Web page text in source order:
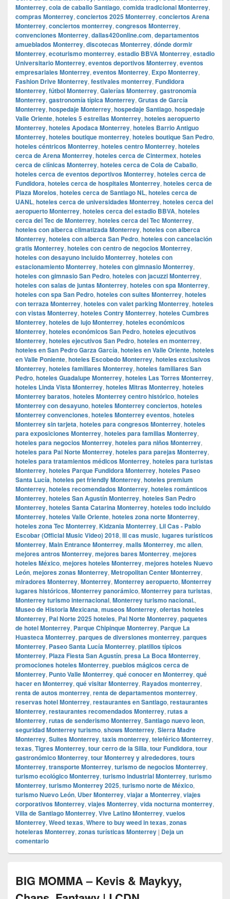
Monterrey, cola de caballo Santiago, comida tradicional Monterrey,
compras Monterrey, conciertos 2025 Monterrey, conciertos Arena
Monterrey, conciertos monterrey, congresos Monterrey,
convenciones Monterrey, dallas420online.com, departamentos
amueblados Monterrey, discotecas Monterrey, dónde dormir
Monterrey, ecoturismo monterrey, estadio BBVA Monterrey, estadio
Universitario Monterrey, eventos deportivos Monterrey, eventos
empresariales Monterrey, eventos Monterrey, Expo Monterrey,
Fashion Drive Monterrey, festivales monterrey, Fundidora
Monterrey, fútbol Monterrey, Galerías Monterrey, gastronomía
Monterrey, gastronomía típica Monterrey, Grutas de García
Monterrey, hospedaje Monterrey, hospedaje Santiago, hospedaje
Valle Oriente, hoteles 5 estrellas Monterrey, hoteles aeropuerto
Monterrey, hoteles Apodaca Monterrey, hoteles Barrio Antiguo
Monterrey, hoteles boutique monterrey, hoteles boutique San Pedro,
hoteles céntricos Monterrey, hoteles centro Monterrey, hoteles
cerca de Arena Monterrey, hoteles cerca de Cintermex, hoteles
cerca de clínicas Monterrey, hoteles cerca de Cola de Caballo,
hoteles cerca de eventos deportivos Monterrey, hoteles cerca de
Fundidora, hoteles cerca de hospitales Monterrey, hoteles cerca de
Plaza Morelos, hoteles cerca de Santiago NL, hoteles cerca de
UANL, hoteles cerca de universidades Monterrey, hoteles cerca del
aeropuerto Monterrey, hoteles cerca del estadio BBVA, hoteles
cerca del Tec de Monterrey, hoteles cerca del Tec Monterrey,
hoteles con alberca climatizada Monterrey, hoteles con alberca
Monterrey, hoteles con alberca San Pedro, hoteles con cancelación
gratis Monterrey, hoteles con centro de negocios Monterrey,
hoteles con desayuno incluido Monterrey, hoteles con
estacionamiento Monterrey, hoteles con gimnasio Monterrey,
hoteles con gimnasio San Pedro, hoteles con jacuzzi Monterrey,
hoteles con salas de juntas Monterrey, hoteles con spa Monterrey,
hoteles con spa San Pedro, hoteles con suites Monterrey, hoteles
con terraza Monterrey, hoteles con valet parking Monterrey, hoteles
con vistas Monterrey, hoteles Contry Monterrey, hoteles Cumbres
Monterrey, hoteles de lujo Monterrey, hoteles económicos
Monterrey, hoteles económicos San Pedro, hoteles ejecutivos
Monterrey, hoteles ejecutivos San Pedro, hoteles en monterrey,
hoteles en San Pedro Garza García, hoteles en Valle Oriente, hoteles
en Valle Poniente, hoteles Escobedo Monterrey, hoteles exclusivos
Monterrey, hoteles familiares Monterrey, hoteles familiares San
Pedro, hoteles Guadalupe Monterrey, hoteles Las Torres Monterrey,
hoteles Linda Vista Monterrey, hoteles Mitras Monterrey, hoteles
Monterrey baratos, hoteles Monterrey centro histórico, hoteles
Monterrey con desayuno, hoteles Monterrey conciertos, hoteles
Monterrey convenciones, hoteles Monterrey eventos, hoteles
Monterrey sin tarjeta, hoteles para congresos Monterrey, hoteles
para exposiciones Monterrey, hoteles para familias Monterrey,
hoteles para negocios Monterrey, hoteles para niños Monterrey,
hoteles para Pal Norte Monterrey, hoteles para parejas Monterrey,
hoteles para tratamientos médicos Monterrey, hoteles para turistas
Monterrey, hoteles Parque Fundidora Monterrey, hoteles Paseo
Santa Lucía, hoteles pet friendly Monterrey, hoteles premium
Monterrey, hoteles recomendados Monterrey, hoteles románticos
Monterrey, hoteles San Agustín Monterrey, hoteles San Pedro
Monterrey, hoteles Santa Catarina Monterrey, hoteles todo incluido
Monterrey, hoteles Valle Oriente, hoteles zona norte Monterrey,
hoteles zona Tec Monterrey, Kidzania Monterrey, Lil Cas - Pablo
Escobar (Official Music Video) 2018, lil cas music, lugares turísticos
Monterrey, Main Entrance Monterrey, malls Monterrey, mc allen,
mejores antros Monterrey, mejores bares Monterrey, mejores
hoteles México, mejores hoteles Monterrey, mejores hoteles Nuevo
León, mejores zonas Monterrey, Metropolitan Center Monterrey,
miradores Monterrey, Monterrey, Monterrey aeropuerto, Monterrey
lugares históricos, Monterrey panorámico, Monterrey para turistas,
Monterrey turismo internacional, Monterrey turismo nacional.,
Museo de Historia Mexicana, museos Monterrey, ofertas hoteles
Monterrey, Pal Norte 2025 hoteles, Pal Norte Monterrey, paquetes
de hotel Monterrey, Parque Chipinque Monterrey, Parque La
Huasteca Monterrey, parques de diversiones monterrey, parques
Monterrey, Paseo Santa Lucía Monterrey, platillos típicos
Monterrey, Plaza Fiesta San Agustín, presa La Boca Monterrey,
promociones hoteles Monterrey, pueblos mágicos cerca de
Monterrey, Punto Valle Monterrey, qué conocer en Monterrey, qué
hacer en Monterrey, qué visitar Monterrey, Rayados monterrey,
renta de autos monterrey, renta de departamentos monterrey,
reservas hotel Monterrey, restaurantes en Santiago, restaurantes
Monterrey, restaurantes recomendados Monterrey, rutas a
Monterrey, rutas de senderismo Monterrey, Santiago nuevo leon,
seguridad Monterrey turismo, shows Monterrey, Sierra Madre
Monterrey, Suites Monterrey, taxis monterrey, teleférico Monterrey,
texas, Tigres Monterrey, tour cerro de la Silla, tour Fundidora, tour
gastronómico Monterrey, tour Monterrey y alrededores, tours
Monterrey, transporte Monterrey, turismo de negocios Monterrey,
turismo ecológico Monterrey, turismo industrial Monterrey, turismo
Monterrey, turismo Monterrey 2025, turismo norte de México,
turismo Nuevo León, Uber Monterrey, viajar a Monterrey, viajes
corporativos Monterrey, viajes Monterrey, vida nocturna monterrey,
Villa de Santiago Monterrey, Vive Latino Monterrey, vuelos
Monterrey, Weed texas, Where to buy weed in texas, zonas
hoteleras Monterrey, zonas turísticas Monterrey | Deja un
comentario
BIG MOMMA – Kevis & Maykyy,